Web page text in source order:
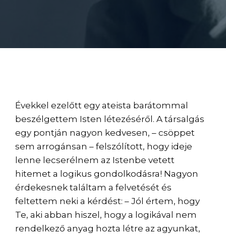
Évekkel ezelőtt egy ateista barátommal
beszélgettem Isten létezéséről. A társalgás
egy pontján nagyon kedvesen, – csöppet
sem arrogánsan – felszólított, hogy ideje
lenne lecserélnem az Istenbe vetett
hitemet a logikus gondolkodásra! Nagyon
érdekesnek találtam a felvetését és
feltettem neki a kérdést: – Jól értem, hogy
Te, aki abban hiszel, hogy a logikával nem
rendelkező anyag hozta létre az agyunkat,